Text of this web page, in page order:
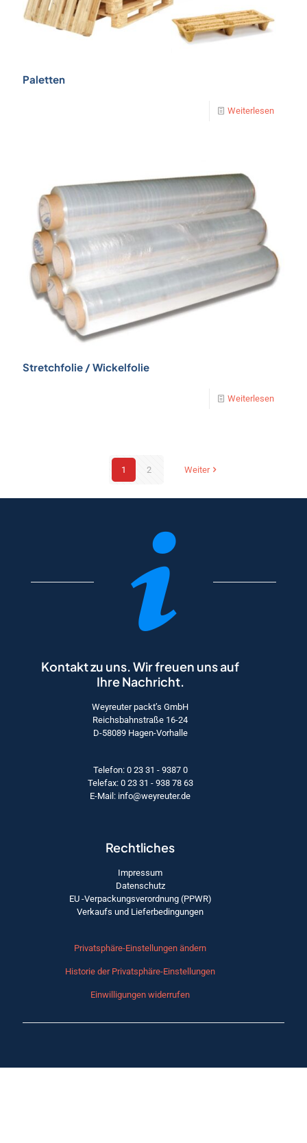
Paletten
Weiterlesen
Stretchfolie / Wickelfolie
Weiterlesen
1 2 Weiter
Kontakt zu uns. Wir freuen uns auf
Ihre Nachricht.
Weyreuter packt’s GmbH
Reichsbahnstraße 16-24
D-58089 Hagen-Vorhalle
Telefon: 0 23 31 - 9387 0
Telefax: 0 23 31 - 938 78 63
E-Mail: info@weyreuter.de
Rechtliches
Impressum
Datenschutz
EU -Verpackungsverordnung (PPWR)
Verkaufs und Lieferbedingungen
Privatsphäre-Einstellungen ändern
Historie der Privatsphäre-Einstellungen
Einwilligungen widerrufen
© 2026 FRI-COM.COM